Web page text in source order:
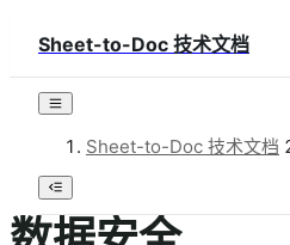
Sheet-to-Doc 技术文档
Sheet-to-Doc 技术文档